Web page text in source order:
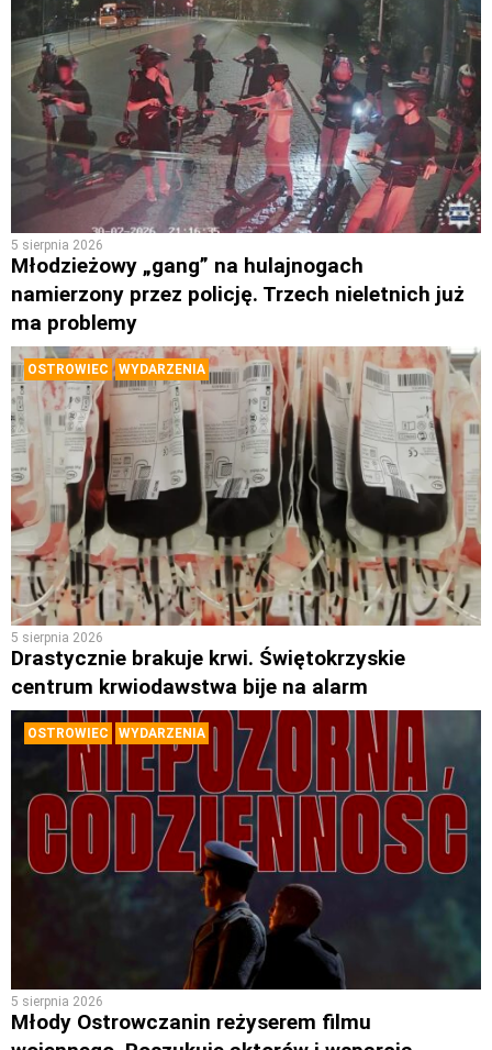
5 sierpnia 2026
Młodzieżowy „gang” na hulajnogach
namierzony przez policję. Trzech nieletnich już
ma problemy
OSTROWIEC WYDARZENIA
5 sierpnia 2026
Drastycznie brakuje krwi. Świętokrzyskie
centrum krwiodawstwa bije na alarm
OSTROWIEC WYDARZENIA
5 sierpnia 2026
Młody Ostrowczanin reżyserem filmu